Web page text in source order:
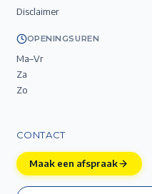
Disclaimer
OPENINGSUREN
Ma–Vr
Za
Zo
CONTACT
Maak een afspraak